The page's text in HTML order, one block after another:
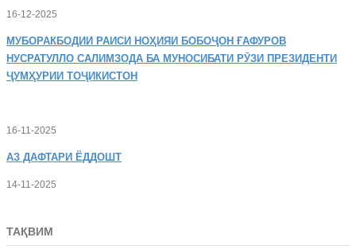
16-12-2025
МУБОРАКБОДИИ РАИСИ НОҲИЯИ БОБОҶОН ҒАФУРОВ
НУСРАТУЛЛО САЛИМЗОДА БА МУНОСИБАТИ РӮЗИ ПРЕЗИДЕНТИ
ҶУМҲУРИИ ТОҶИКИСТОН
16-11-2025
АЗ ДАФТАРИ ЁДДОШТ
14-11-2025
ТАҚВИМ